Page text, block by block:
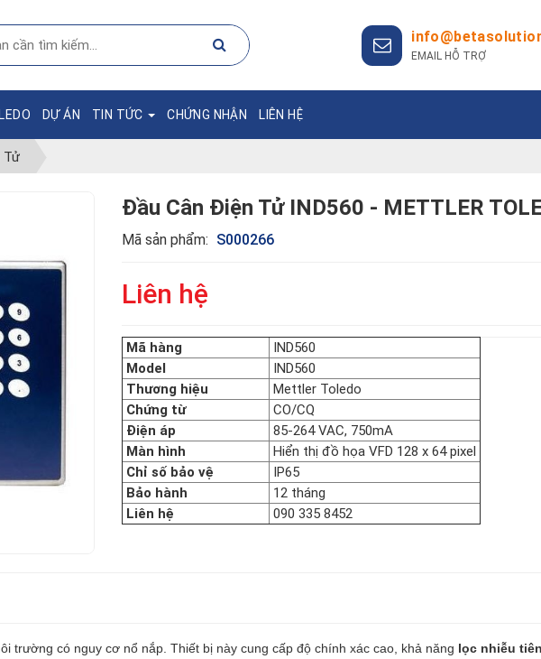
EMAIL HỖ TRỢ
DỰ ÁN TIN TỨC CHỨNG NHẬN LIÊN HỆ
Tử
Đầu Cân Điện Tử IND560 - METTLER
Mã sản phẩm: S000266
Liên hệ
Mã hàng
IND560
Model
IND560
Thương hiệu
Mettler Toledo
Chứng từ
CO/CQ
Điện áp
85-264 VAC, 750mA
Màn hình
Hiển thị đồ họa VFD 128 x 64 pixel
Chỉ số bảo vệ
IP65
Bảo hành
12 tháng
Liên hệ
090 335 8452
trường có nguy cơ nổ nắp. Thiết bị này cung cấp độ chính xác cao, khả năng lọc nhiễu